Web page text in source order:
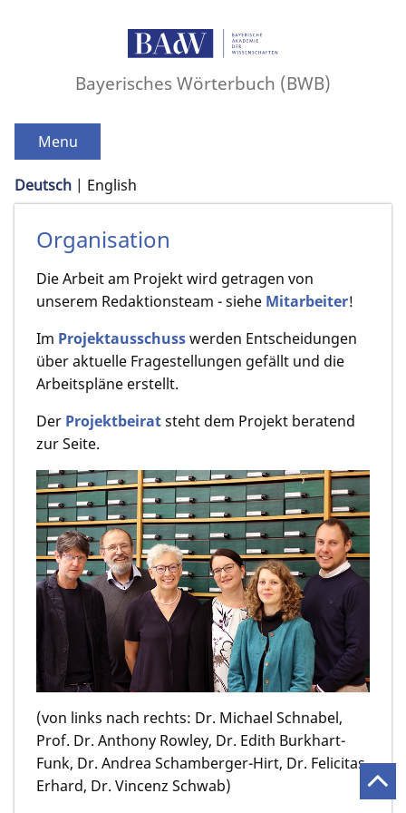
Bayerisches Wörterbuch (BWB)
Menu
Deutsch English
Organisation
Die Arbeit am Projekt wird getragen von
unserem Redaktionsteam - siehe Mitarbeiter!
Im Projektausschusswerden Entscheidungen
über aktuelle Fragestellungen gefällt und die
Arbeitspläne erstellt.
Der Projektbeiratsteht dem Projekt beratend
zur Seite.
(von links nach rechts: Dr. Michael Schnabel,
Prof. Dr. Anthony Rowley, Dr. Edith Burkhart-
Funk, Dr. Andrea Schamberger-Hirt, Dr. Felicitas
Erhard, Dr. Vincenz Schwab)